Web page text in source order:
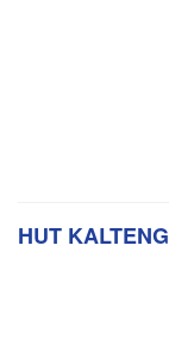
HUT KALTENG